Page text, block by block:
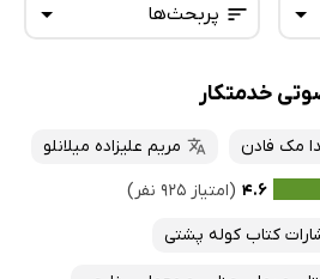
پربحث‌ها
تازه‌ها
داغ‌ترین‌ها
پرفروش‌ها
پربحث‌ها
خدمتکار
مک فادن
مریم علیزاده میلانلو
۴.۶ (امتیاز ۹۲۵ نفر)
کتاب کوله پشتی